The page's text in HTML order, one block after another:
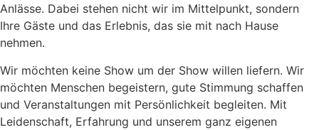
Anlässe. Dabei stehen nicht wir im Mittelpunkt, sondern
Ihre Gäste und das Erlebnis, das sie mit nach Hause
nehmen.
Wir möchten keine Show um der Show willen liefern. Wir
möchten Menschen begeistern, gute Stimmung schaffen
und Veranstaltungen mit Persönlichkeit begleiten. Mit
Leidenschaft, Erfahrung und unserem ganz eigenen